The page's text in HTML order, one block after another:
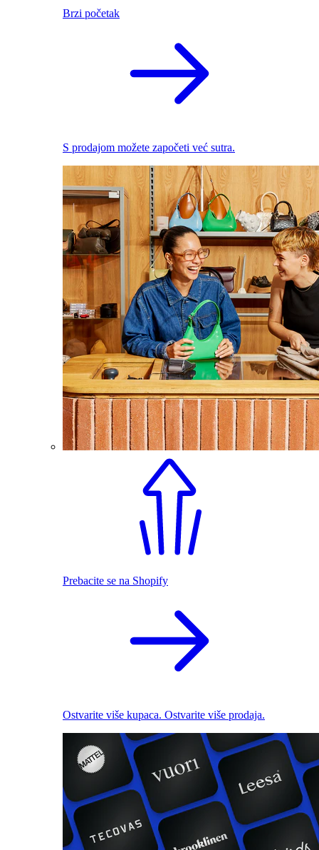
Brzi početak
S prodajom možete započeti već sutra.
Prebacite se na Shopify
Ostvarite više kupaca. Ostvarite više prodaja.